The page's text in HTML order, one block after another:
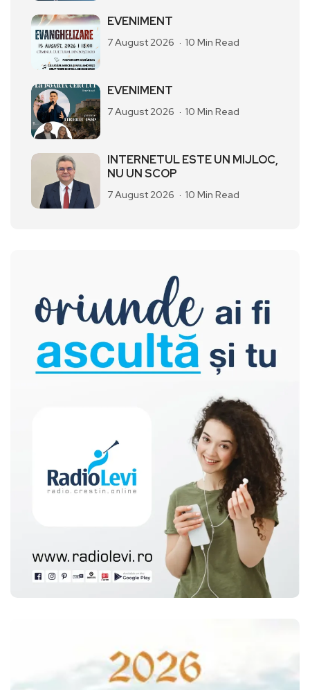
EVENIMENT
7 August 2026 10 Min Read
EVENIMENT
7 August 2026 10 Min Read
INTERNETUL ESTE UN MIJLOC,
NU UN SCOP
7 August 2026 10 Min Read